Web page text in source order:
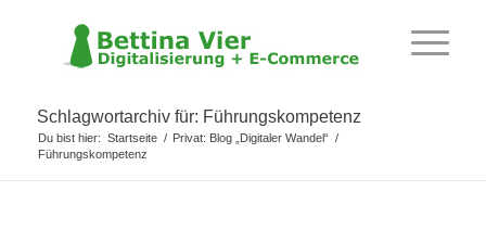
Schlagwortarchiv für: Führungskompetenz
Du bist hier: Startseite / Privat: Blog „Digitaler Wandel“ /
Führungskompetenz